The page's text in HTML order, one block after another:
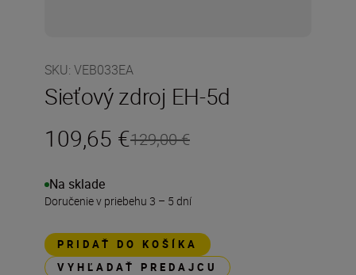
SKU: VEB033EA
Sieťový zdroj EH-5d
109,65 €129,00 €
Na sklade
Doručenie v priebehu 3 – 5 dní
PRIDAŤ DO KOŠÍKA
VYHĽADAŤ PREDAJCU